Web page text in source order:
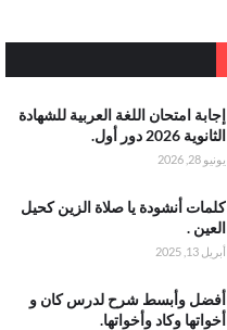
إجابة امتحان اللغة العربية للشهادة
الثانوية 2026 دور أول.
يونيو 28, 2026
كلمات أنشودة يا صلاة الزين كحيل
العين .
أبريل 13, 2025
أفضل وأبسط شرح لدرس كان و
أخواتها وكاد وأخواتها.